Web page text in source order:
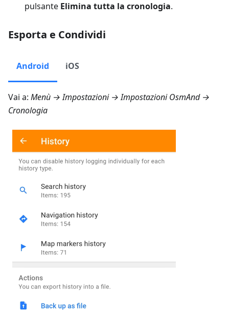
pulsante Elimina tutta la cronologia.
Esporta e Condividi
Android iOS
Vai a: Menù → Impostazioni → Impostazioni OsmAnd →
Cronologia